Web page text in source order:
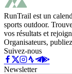
RunTrail est un
sports outdoor.
vos résultats et
Organisateurs,
Suivez-nous
Newsletter